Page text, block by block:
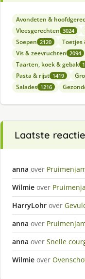
Avondeten &
Vleesgerechten 3024
Soepen 2120 Toetjes
Vis & zeevruchten 2094
Taarten, koek & gebak
Pasta & rijst 1419
Salades 1216
Laatste
anna over
Wilmie over
HarryLohr over
anna over
anna over Snelle
Wilmie over